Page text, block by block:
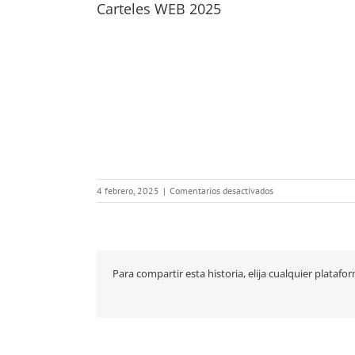
Carteles WEB 2025
4 febrero, 2025 | Comentarios desactivadosen
Carteles
Para compartir esta historia, elija cualquier